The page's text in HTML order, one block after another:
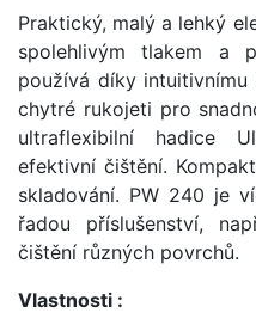
Praktický, malý a lehký
spolehlivým tlakem a
používá díky
chytré rukojeti pro
ultraflexibilní hadice
efektivní čištění.
skladování. PW 240 je
řadou příslušenství,
čištění různých povrchů.
Vlastnosti :